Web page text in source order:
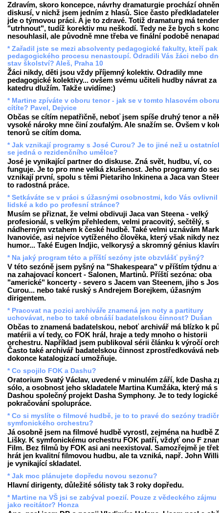
Zdravím, skoro koncepce, návrhy dramaturgie prochází
diskusí, v nichž jsem jedním z hlasů. Sice často
jde o týmovou práci. A je to zdravé. Totiž dramaturg má
"utrhnout", tudíž korektiv mu neškodí. Tedy ne že bych s
nesouhlasil, ale původně mne třeba ve finální podobě
* Zařadil jste se mezi absolventy pedagogické fakulty, kteří
pedagogického procesu nenastoupí. Odradili Vás žáci nebo
stav školství? Aleš, Praha 10
Žáci nikdy, děti jsou vždy příjemný kolektiv. Odradily mne
pedagogické kolektivy... ovšem svému učiteli hudby návrat za
katedru dlužím. Takže uvidíme:)
* Martine zpíváte v oboru tenor - jak se v tomto hlasovém oboru
cítíte? Pavel, Dejvice
Občas se cítím nepatřičně, neboť jsem spíše druhý tenor a
vysoké nároky mne činí zoufalým. Ale snažím se. Ovšem v
tenorů se cítím doma.
* Jak vznikají programy s José Curou? Je to jiné než u
se jedná o rezidenčního umělce?
José je vynikající partner do diskuse. Zná svět, hudbu, ví, co
funguje. Je to pro mne velká zkušenost. Jeho programy do
vznikají první, spolu s těmi Pietariho Inkinena a Jaca van
to radostná práce.
* Setkáváte se v práci s úžasnými osobnostmi, kdo Vás
lidské a kdo po profesní stránce?
Musím se přiznat, že velmi obdivuji Jaca van Steena - velký
profesionál, s velkým přehledem, velmi pracovitý, sečtělý, s
nádherným vztahem k české hudbě. Také velmi uznávám
Ivanoviće, asi nejvíce vytíženého člověka, který však nikdy
humor... Také Eugen Indjic, velkorysý a skromný génius
* Na jaký program této a příští sezóny jste obzvlášť pyšný?
V této sezóně jsem pyšný na "Shakespeara" v příštím týdnu a
na zahajovací koncert - Salonen, Martinů. Příští sezóna: oba
"americké" koncerty - severo s Jacem van Steenem, jiho s
Curou... nebo také ruský s Andrejem Borejkem, úžasným
dirigentem.
* Pracovat na pozici archiváře znamená jen noty a partitury
uchovávat, nebo to také obnáší badatelskou činnost? Dušan
Občas to znamená badatelskou, neboť archivář má blízko k
matérii a ví tedy, co FOK hrál, hraje a tedy mnoho o historii
orchestru. Například jsem publikoval sérii článku k výročí
Často také archivář badatelskou činnost zprostředkovává
dokonce katalogizací umožňuje.
* Co spojilo FOK a Dashu?
Oratorium Svatý Václav, uvedené v minulém září, kde Dasha
sólo, a osobnost jeho skladatele Martina Kumžáka, který má s
Dashou společný projekt Dasha Symphony. Je to tedy logické
pokračování spolupráce.
* Co si myslíte o filmové hudbě, je to to pravé do sezóny
symfonického orchestru?
Já osobně jsem na filmové hudbě vyrostl, zejména na hudbě
Lišky. K symfonickému orchestru FOK patří, vždyť ono F
Film. Bez filmů by FOK asi ani neexistoval. Samozřejmě je
hrát jen kvalitní filmovou hudbu, ale ta vzniká, např. John
je vynikající skladatel.
* Jak moc plánujete dopředu novou sezonu?
Hlavní dirigenty, důležité sólisty tak 3 roky dopředu.
* Martine na VŠ jsi se zabýval poezií. Pouze z vědeckého zájmu
jako recitátor? Honza